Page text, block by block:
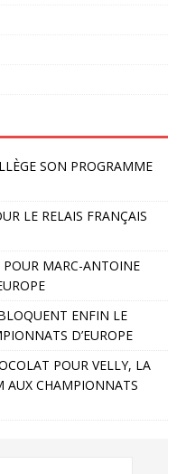
SON PROGRAMME
LE RELAIS FRANÇAIS
MARC-ANTOINE
ENFIN LE
D’EUROPE
POUR VELLY, LA
AUX CHAMPIONNATS